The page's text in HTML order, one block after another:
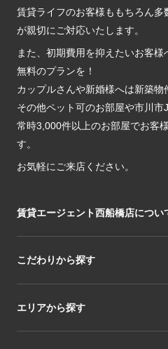
賃貸ライフのお客様ももちろん
が親切にご対応いたします。
また、初期費用を抑えたいお客
無料のプランを！
カップルさんや新婚様へは新築物
その他ペット可のお部屋や市川
常時3,000件以上のお部屋でお客
す。
お気軽にご来店ください。
賃貸エージェント西船橋店につい
こだわりから探す
エリアから探す